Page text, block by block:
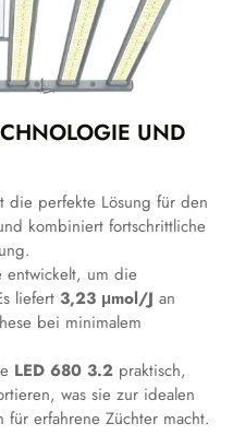
UND
die perfekte Lösung für den
kombiniert fortschrittliche
entwickelt, um die
liefert 3,23 μmol/J an
bei minimalem
LED 680 3.2 praktisch,
was sie zur idealen
für erfahrene Züchter macht.